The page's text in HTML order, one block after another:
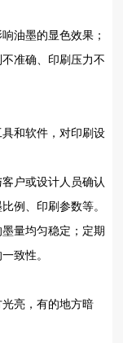
油墨的显色效果；
准确、印刷压力不
和软件，对印刷设
户或设计人员确认
例、印刷参数等。
量均匀稳定；定期
致性。
亮，有的地方暗